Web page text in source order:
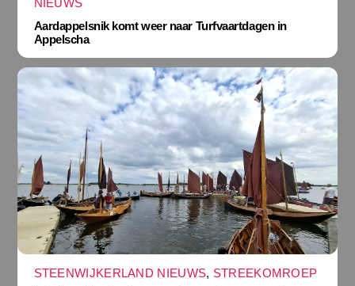
NIEUWS
Aardappelsnik komt weer naar Turfvaartdagen in
Appelscha
STEENWIJKERLAND NIEUWS, STREEKOMROEP